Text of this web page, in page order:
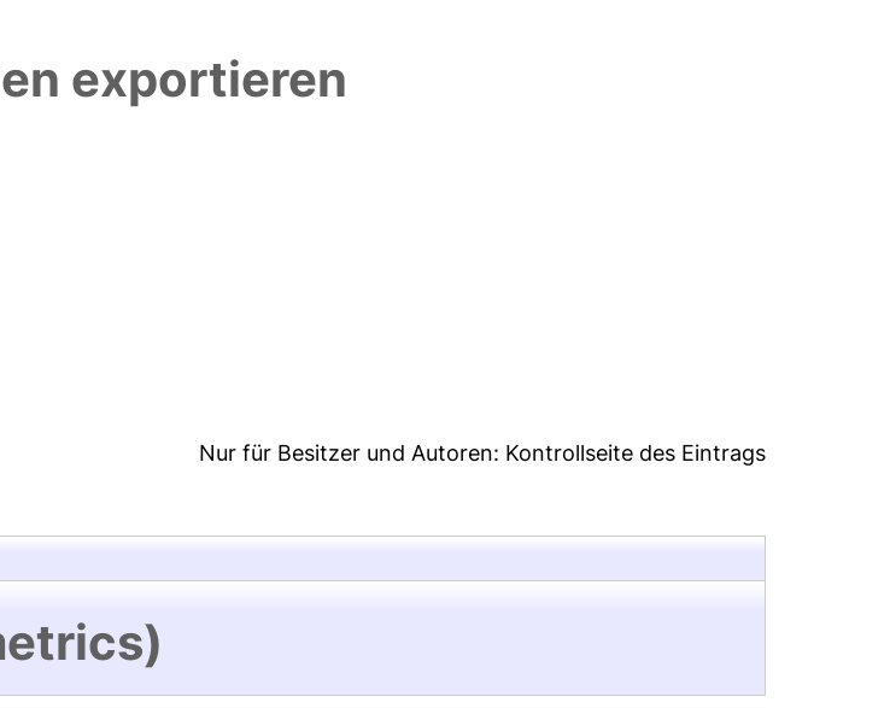
exportieren
Nur für Besitzer und Autoren: Kontrollseite des Eintrags